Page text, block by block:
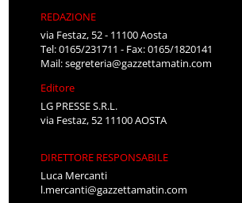
REDAZIONE
via Festaz, 52 - 11100 Aosta
Tel: 0165/231711 - Fax: 0165/1820141
Mail:segreteria@gazzettamatin.com
Editore
LG PRESSE S.R.L.
via Festaz, 52 11100 AOSTA
DIRETTORE RESPONSABILE
Luca Mercanti
l.mercanti@gazzettamatin.com